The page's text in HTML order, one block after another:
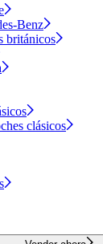
Benz
británicos
clásicos